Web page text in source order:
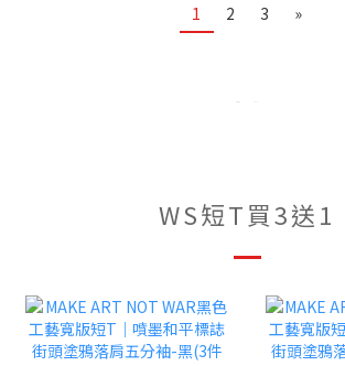
1 2 3 »
WS短T買3送1